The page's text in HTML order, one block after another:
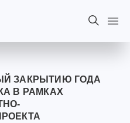
ЗАКРЫТИЮ ГОДА
В РАМКАХ